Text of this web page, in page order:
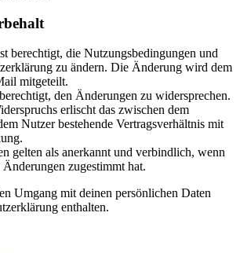
berechtigt, die Nutzungsbedingungen und
zu ändern. Die Änderung wird dem
mitgeteilt.
den Änderungen zu widersprechen.
erlischt das zwischen dem
Nutzer bestehende Vertragsverhältnis mit
gelten als anerkannt und verbindlich, wenn
zugestimmt hat.
Umgang mit deinen persönlichen Daten
enthalten.